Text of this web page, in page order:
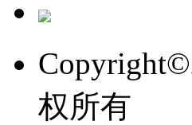
权所有